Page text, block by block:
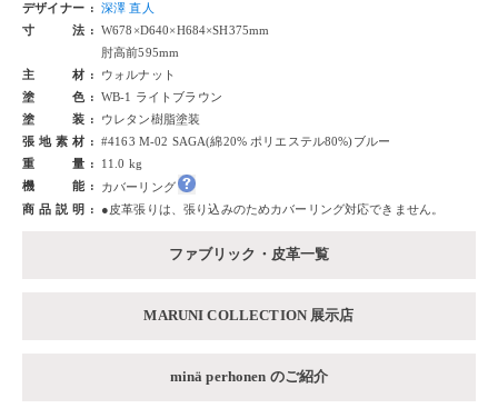
デザイナー
深澤 直人
寸法
W678×D640×H684×SH375mm
肘高前595mm
主材
ウォルナット
塗色
WB-1 ライトブラウン
塗装
ウレタン樹脂塗装
張地素材
#4163 M-02 SAGA(綿20% ポリエステル80%)ブルー
重量
11.0 kg
機能
カバーリング
商品説明
●皮革張りは、張り込みのためカバーリング対応できません。
ファブリック・皮革一覧
MARUNI COLLECTION 展示店
minä perhonen のご紹介